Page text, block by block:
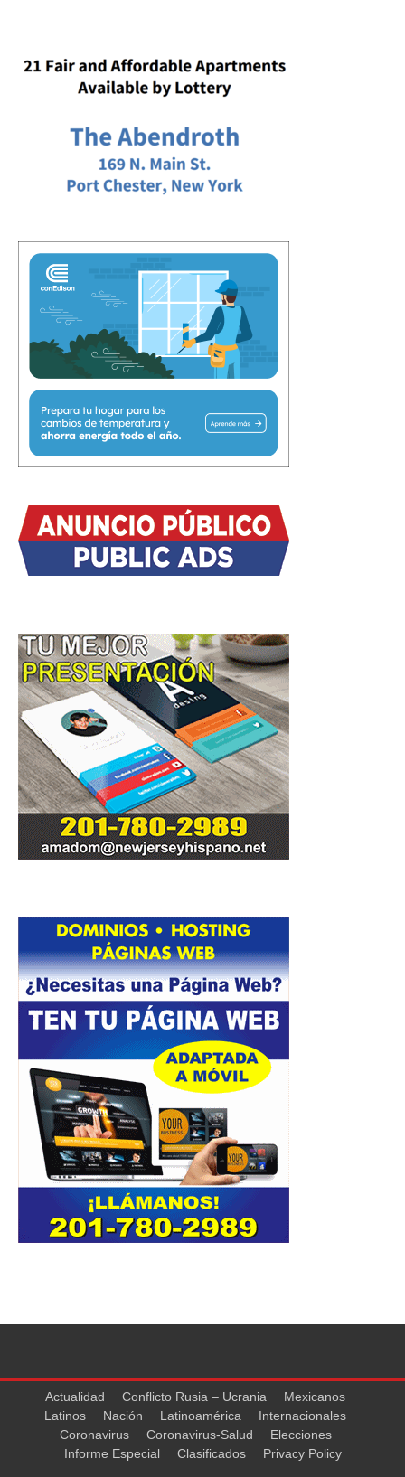
Actualidad Conflicto Rusia – Ucrania
Mexicanos
Latinos
Nación Latinoamérica
Internacionales
Coronavirus
Coronavirus-Salud
Elecciones
Informe Especial
Clasificados Privacy Policy